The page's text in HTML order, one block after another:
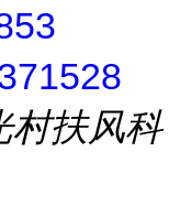
村扶风科